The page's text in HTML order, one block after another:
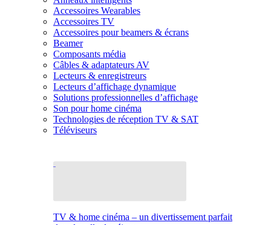
Accessoires Wearables
Accessoires TV
Accessoires pour beamers & écrans
Beamer
Composants média
Câbles & adaptateurs AV
Lecteurs & enregistreurs
Lecteurs d’affichage dynamique
Solutions professionnelles d’affichage
Son pour home cinéma
Technologies de réception TV & SAT
Téléviseurs
TV & home cinéma – un divertissement parfait